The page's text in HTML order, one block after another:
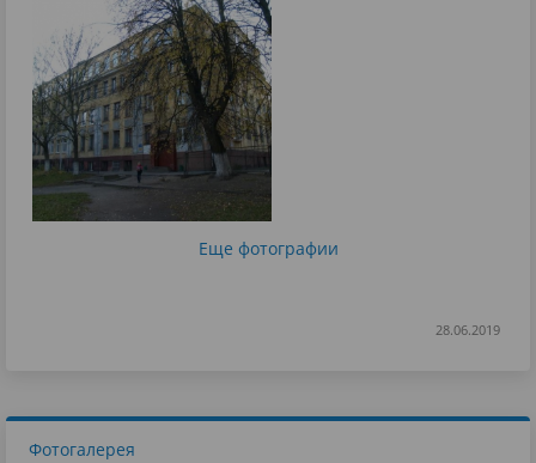
Еще фотографии
28.06.2019
Фотогалерея